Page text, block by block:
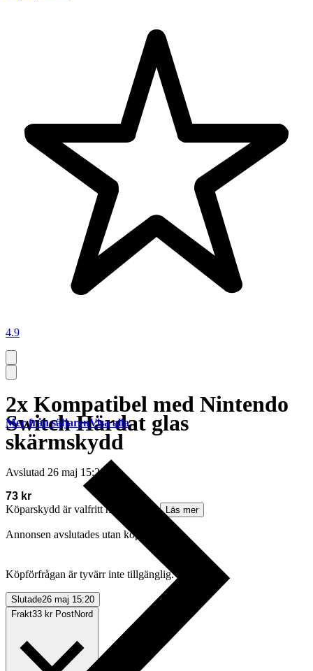
4.9
2x Kompatibel med Nintendo
Switch Härdat glas
skärmskydd
Avslutad 26 maj 15:20
73 kr
Köparskydd är valfritt hos företag.
Läs mer
Annonsen avslutades utan köp
Köpförfrågan är tyvärr inte tillgänglig.
Slutade26 maj 15:20
Frakt33 kr PostNord
Mer från säljarenVisa alla